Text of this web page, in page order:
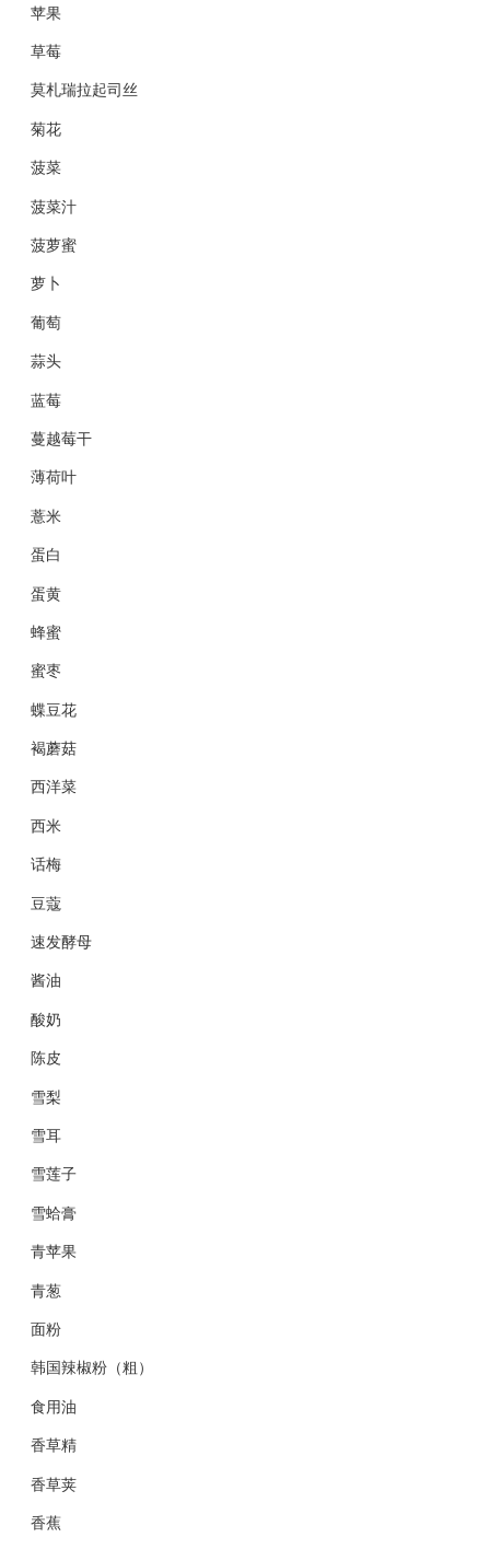
苹果
草莓
莫札瑞拉起司丝
菊花
菠菜
菠菜汁
菠萝蜜
萝卜
葡萄
蒜头
蓝莓
蔓越莓干
薄荷叶
薏米
蛋白
蛋黄
蜂蜜
蜜枣
蝶豆花
褐蘑菇
西洋菜
西米
话梅
豆蔻
速发酵母
酱油
酸奶
陈皮
雪梨
雪耳
雪莲子
雪蛤膏
青苹果
青葱
面粉
韩国辣椒粉（粗）
食用油
香草精
香草荚
香蕉